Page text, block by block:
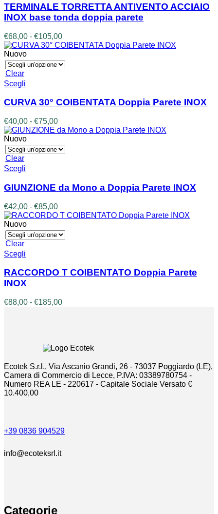
ha
più
varianti.
opzioni
possono
essere
scelte
prodotto
TERMINALE TORRETTA ANTIVENTO ACCIAIO
INOX base tonda doppia parete
€68,00 - €105,00Fascia
di
da
€68,00
Nuovo
Clear
Scegli
ha
varianti.
Le
opzioni
possono
essere
nella
del
CURVA 30° COIBENTATA Doppia Parete INOX
€40,00 - €75,00Fascia
di
da
€40,00
Nuovo
Clear
Scegli
ha
più
varianti.
Le
opzioni
possono
essere
nella
del
prodotto
GIUNZIONE da Mono a Doppia Parete INOX
€42,00 - €85,00Fascia
di
da
€42,00
Nuovo
Clear
Scegli
ha
più
varianti.
Le
opzioni
pagina
prodotto
RACCORDO T COIBENTATO Doppia Parete
INOX
€88,00 - €185,00Fascia
a
€185,00
Ecotek S.r.l., Via Ascanio Grandi, 26 - 73037 Poggiardo (LE),
Camera di Commercio di Lecce, P.IVA: 03389780754 -
Numero REA LE - 220617 - Capitale Sociale Versato €
10.400,00
+39 0836 904529
info@ecoteksrl.it
Categorie